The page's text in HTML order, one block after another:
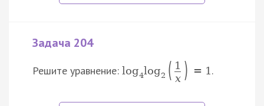
Задача 204
Решите уравнение: log4log2 ( 1
x ) = 1 .